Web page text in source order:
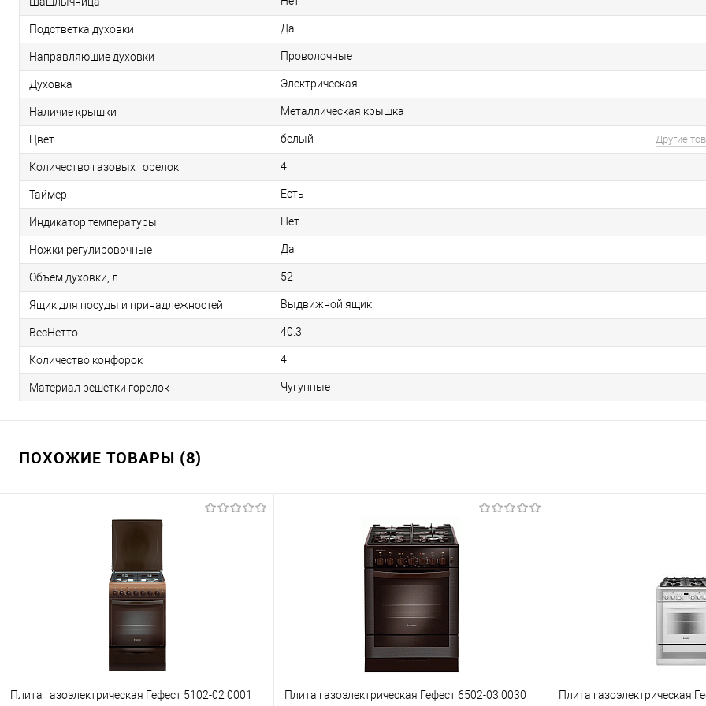
Подстветка духовки Да
Направляющие духовки Проволочные
Духовка Электрическая
Наличие крышки Металлическая крышка
Цвет белый Другие
Количество газовых горелок 4
Таймер Есть
Индикатор температуры Нет
Ножки регулировочные Да
Объем духовки, л. 52
Ящик для посуды и принадлежностей Выдвижной ящик
ВесНетто 40.3
Количество конфорок 4
Материал решетки горелок Чугунные
ПОХОЖИЕ ТОВАРЫ (8)
Плита газоэлектрическая Гефест 5102-02 0001
Плита газоэлектрическая Гефест 6502-03 0030
Плита газоэлектрическая